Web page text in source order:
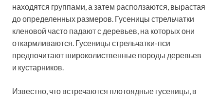
находятся группами, а затем расползаются, вырастая
до определенных размеров. Гусеницы стрельчатки
кленовой часто падают с деревьев, на которых они
откармливаются. Гусеницы стрельчатки-пси
предпочитают широколиственные породы деревьев
и кустарников.
Известно, что встречаются плотоядные гусеницы, в